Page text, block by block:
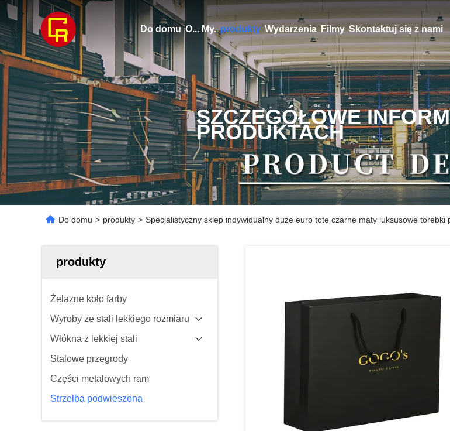
Do domu O... My. produkty Wydarzenia Filmy Skontaktuj się z nami
SZCZEGÓŁOWE
PRODUKTACH
Do domu > produkty > Specjalistyczny sklep indywidualny duże euro tote czarne maty luksusowe torebki
produkty
Żelazne koło farby
Wyroby ze stali lekkiego rozmiaru
Włókna z lekkiej stali
Stalowe przegrody
Części metalowych ram
Strzelba podwieszona